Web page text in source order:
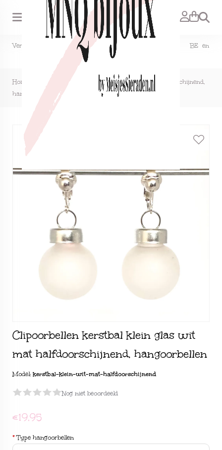
Zoeken
Verzendkosten NL €1,50, GRATIS bij bestelling vanaf €15. BE en
DE €2,95, GRATIS verzenden vanaf €50.
Home
Clipoorbellen kerstbal klein glas wit mat halfdoorschijnend,
hangoorbellen
Clipoorbellen kerstbal klein glas wit
mat halfdoorschijnend, hangoorbellen
Model: kerstbal-klein-wit-mat-halfdoorschijnend
Nog niet beoordeeld
€19,95
*Type hangoorbellen